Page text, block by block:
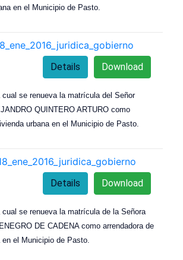
en el Municipio de Pasto.
Download
Details
cual se renueva la matrícula del Señor
QUINTERO ARTURO como
urbana en el Municipio de Pasto.
Download
Details
cual se renueva la matrícula de la Señora
DE CADENA como arrendadora de
el Municipio de Pasto.